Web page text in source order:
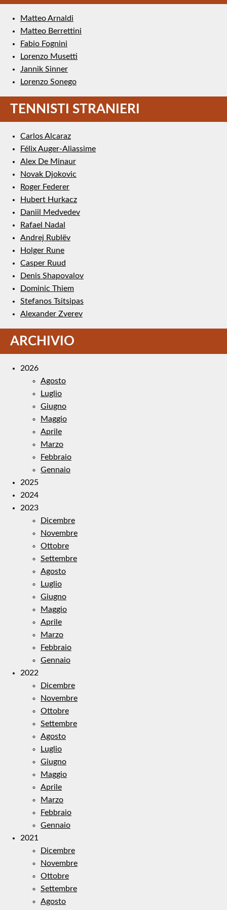
Matteo Arnaldi
Matteo Berrettini
Fabio Fognini
Lorenzo Musetti
Jannik Sinner
Lorenzo Sonego
TENNISTI STRANIERI
Carlos Alcaraz
Félix Auger-Aliassime
Alex De Minaur
Novak Djokovic
Roger Federer
Hubert Hurkacz
Daniil Medvedev
Rafael Nadal
Andrej Rublëv
Holger Rune
Casper Ruud
Denis Shapovalov
Dominic Thiem
Stefanos Tsitsipas
Alexander Zverev
ARCHIVIO
2026
Agosto
Luglio
Giugno
Maggio
Aprile
Marzo
Febbraio
Gennaio
2025
2024
2023
Dicembre
Novembre
Ottobre
Settembre
Agosto
Luglio
Giugno
Maggio
Aprile
Marzo
Febbraio
Gennaio
2022
Dicembre
Novembre
Ottobre
Settembre
Agosto
Luglio
Giugno
Maggio
Aprile
Marzo
Febbraio
Gennaio
2021
Dicembre
Novembre
Ottobre
Settembre
Agosto